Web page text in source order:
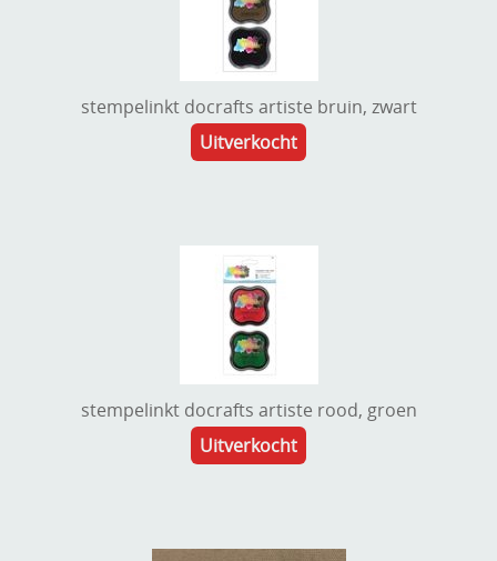
stempelinkt docrafts artiste bruin, zwart
Uitverkocht
stempelinkt docrafts artiste rood, groen
Uitverkocht